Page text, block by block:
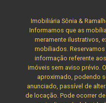
Imobiliária Sônia &
Informamos que as
meramente ilustrativos,
mobiliados.
informação referente
imóveis sem aviso prévio.
aproximado, podendo
anunciado, passível de
de locação. Pode ocorrer